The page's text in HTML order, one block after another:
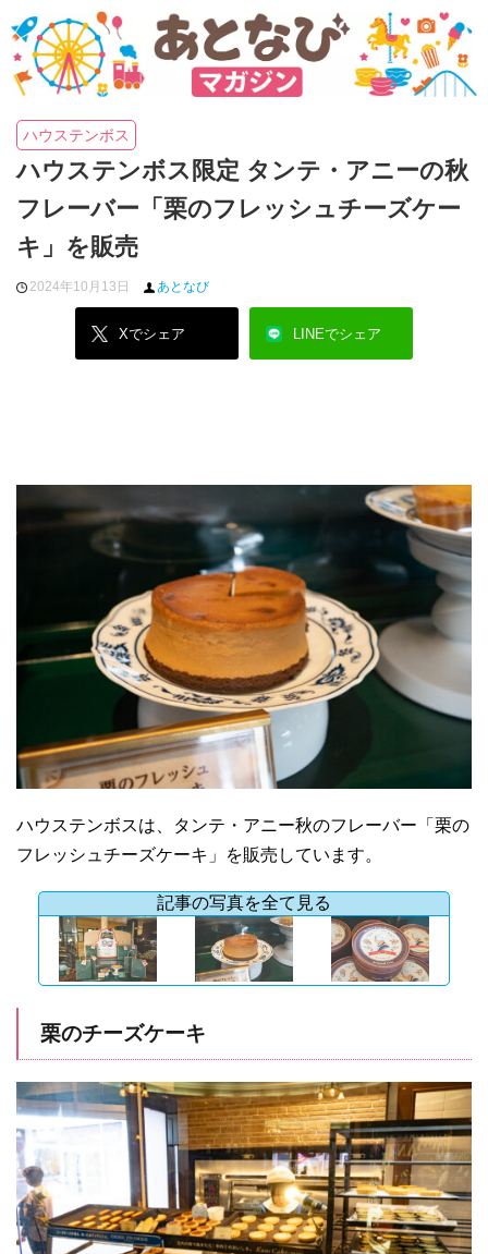
ハウステンボス
ハウステンボス限定 タンテ・アニーの秋
フレーバー「栗のフレッシュチーズケー
キ」を販売
2024年10月13日 あとなび
Xでシェア LINEでシェア
ハウステンボスは、タンテ・アニー秋のフレーバー「栗の
フレッシュチーズケーキ」を販売しています。
記事の写真を全て見る
栗のチーズケーキ